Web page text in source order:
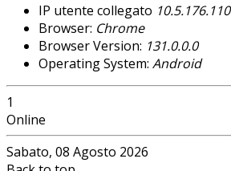
IP utente collegato 10.5.176.110
Browser: Chrome
Browser Version: 131.0.0.0
Operating System: Android
1
Online
Sabato, 08 Agosto 2026